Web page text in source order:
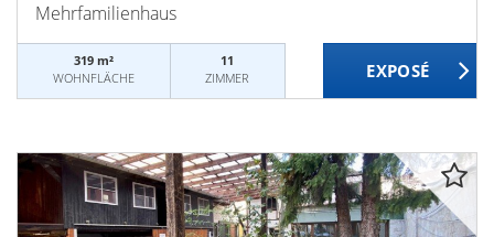
Mehrfamilienhaus
319 m²
WOHNFLÄCHE
11
ZIMMER